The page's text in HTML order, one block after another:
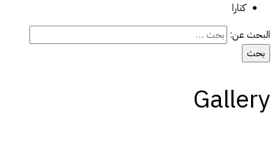
كتارا
البحث عن:
Gallery